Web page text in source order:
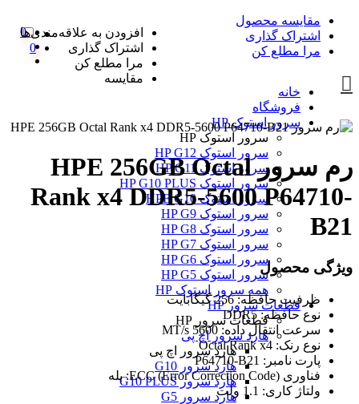
مقایسه محصول
اشتراک گذاری
مرا مطلع کن
0
0
خانه
فروشگاه
سرور استوک HP
سرور استوک HP
سرور استوک HP G12
سرور استوک HP G11
سرور استوک HP G10 PLUS
سرور استوک HPE G10
سرور استوک HP G9
سرور استوک HP G8
سرور استوک HP G7
سرور استوک HP G6
سرور استوک HP G5
همه سرور استوک HP
قطعات سرور HP
قطعات سرور HP
هارد سرور اچ پی
هارد سرور اچ پی
هارد سرور G10
هارد سرور G10 PLUS
هارد سرور G5
افزودن به علاقه‌مندی‌ها
اشتراک گذاری
مرا مطلع کن
مقایسه
رم سرور HPE 256GB Octal
Rank x4 DDR5-5600 P64710-
B21
ویژگی محصول
ظرفیت حافظه: 256 گیگابایت
نوع حافظه: DDR5
سرعت انتقال داده: 5600 MT/s
نوع رنک: Octal Rank x4
پارت نامبر: P64710-B21
فناوری ECC (Error Correction Code): بله
ولتاژ کاری: 1.1 ولت